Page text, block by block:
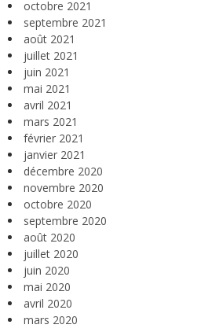
octobre 2021
septembre 2021
août 2021
juillet 2021
juin 2021
mai 2021
avril 2021
mars 2021
février 2021
janvier 2021
décembre 2020
novembre 2020
octobre 2020
septembre 2020
août 2020
juillet 2020
juin 2020
mai 2020
avril 2020
mars 2020